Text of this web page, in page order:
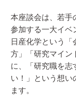
本座談会は、若手
参加する一大イベ
日産化学という「
方」「研究マイン
に、「研究職を志
い！」という想い
ます。